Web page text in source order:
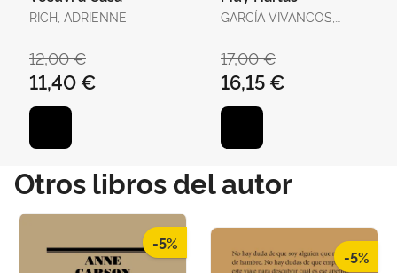
RICH, ADRIENNE
12,00 €
11,40 €
GARCÍA VIVANCOS,
17,00 €
16,15 €
Otros libros del autor
-5%
-5%